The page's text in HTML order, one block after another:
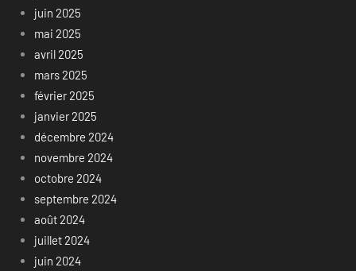
juin 2025
mai 2025
avril 2025
mars 2025
février 2025
janvier 2025
décembre 2024
novembre 2024
octobre 2024
septembre 2024
août 2024
juillet 2024
juin 2024